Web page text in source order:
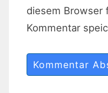
diesem Browser
Kommentar